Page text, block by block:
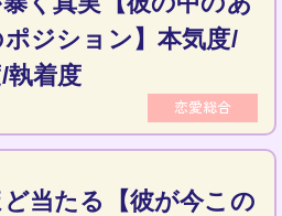
恋愛総合
ジション】本気度/
執着度
当たる【彼が今この